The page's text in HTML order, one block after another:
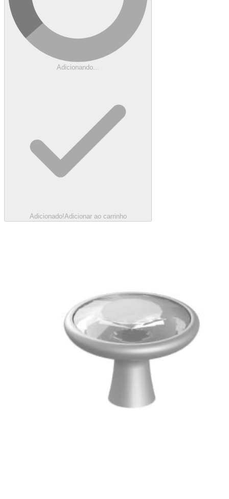
Adicionando...
Adicionado!Adicionar ao carrinho